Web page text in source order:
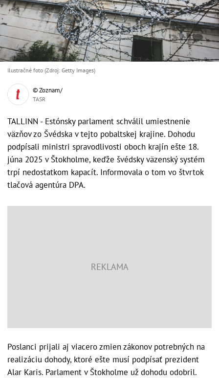
Ilustračné foto (Zdroj: Getty Images)
© Zoznam/
TASR
TALLINN - Estónsky parlament schválil umiestnenie
väzňov zo Švédska v tejto pobaltskej krajine. Dohodu
podpísali ministri spravodlivosti oboch krajín ešte 18.
júna 2025 v Štokholme, keďže švédsky väzenský systém
trpí nedostatkom kapacít. Informovala o tom vo štvrtok
tlačová agentúra DPA.
Poslanci prijali aj viacero zmien zákonov potrebných na
realizáciu dohody, ktoré ešte musí podpísať prezident
Alar Karis. Parlament v Štokholme už dohodu odobril.